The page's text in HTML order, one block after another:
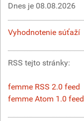
Dnes je 08.08.2026
Vyhodnotenie súťaží
RSS tejto stránky:
femme RSS 2.0 feed
femme Atom 1.0 feed